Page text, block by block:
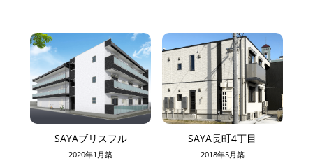
SAYAブリスフル
2020年1月築
SAYA長町4丁目
2018年5月築